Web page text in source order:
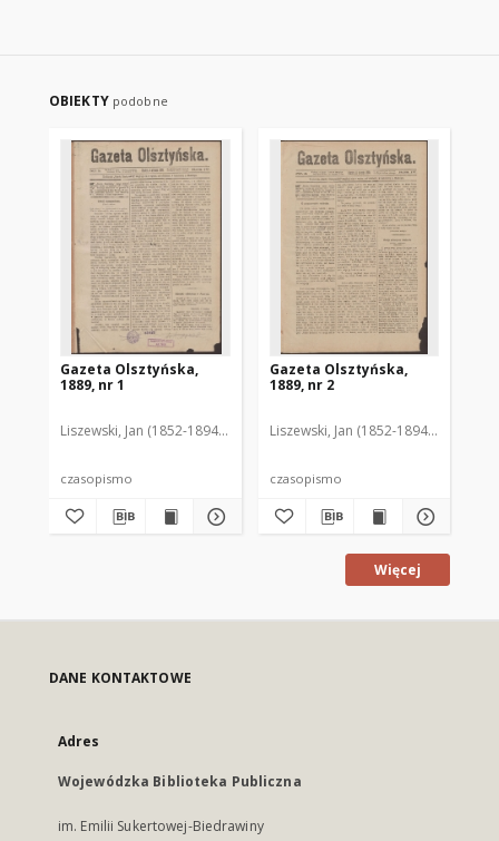
OBIEKTY podobne
Gazeta Olsztyńska,
1889, nr 1
Liszewski, Jan (1852-1894). Red.
czasopismo
Gazeta Olsztyńska,
1889, nr 2
Liszewski, Jan (1852-1894). Red.
czasopismo
Więcej
DANE KONTAKTOWE
Adres
Wojewódzka Biblioteka Publiczna
im. Emilii Sukertowej-Biedrawiny